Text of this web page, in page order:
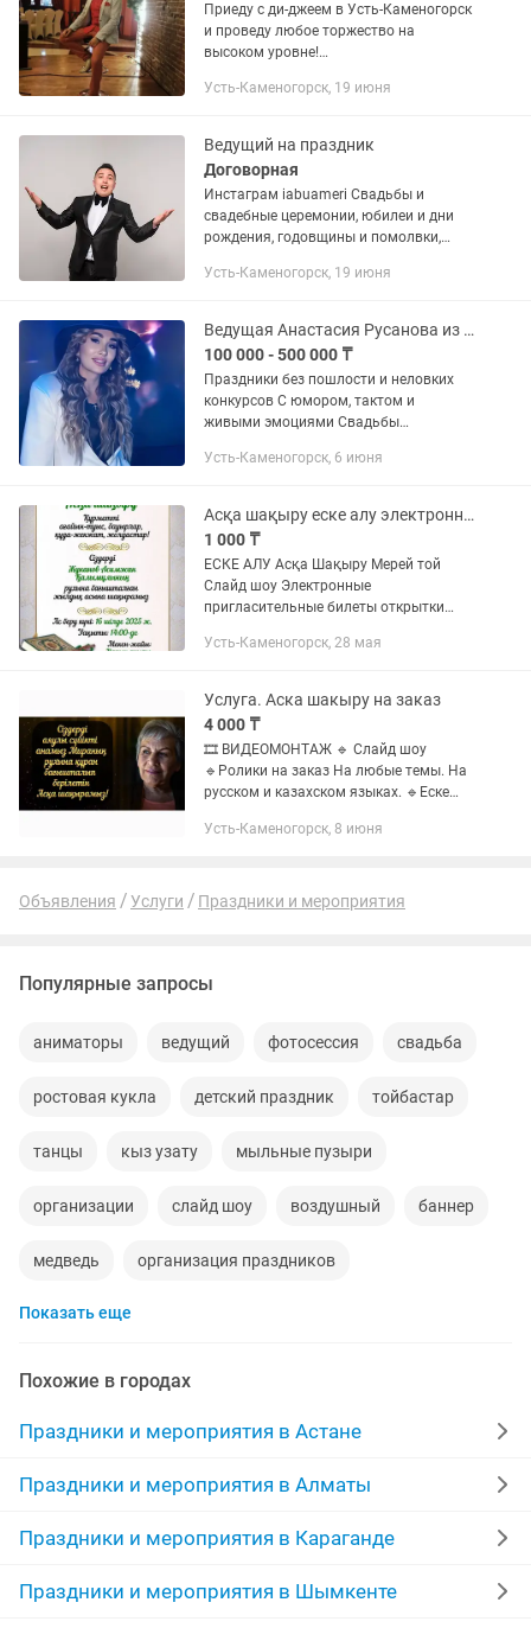
Приеду с ди-джеем в Усть-Каменогорск
и проведу любое торжество на
высоком уровне!
приветствовать всех, кто занят
юбилею,...
Усть-Каменогорск, 19 июня
Ведущий на праздник
Договорная
Инстаграм iabuameri Свадьбы и
свадебные церемонии, юбилеи и дни
рождения, годовщины и помолвки,
выпускников, концерты и выставки,
и...
Усть-Каменогорск, 19 июня
Ведущая Анастасия Русанова из Новосибирска
100 000 - 500 000 ₸
Праздники без пошлости и неловких
конкурсов С юмором, тактом и
живыми эмоциями Свадьбы
события Комфортно для гостей
настоящему...
Усть-Каменогорск, 6 июня
Асқа шақыру еске алу электронные пригласительные билеты мерей той слайд шоу
1 000 ₸
ЕСКЕ АЛУ Асқа Шақыру Мерей той
Слайд шоу Электронные
пригласительные билеты открытки
юбилеем пригласительные на свадьбу
качественно. Срок...
Усть-Каменогорск, 28 мая
Услуга. Аска шакыру на заказ
4 000 ₸
🎞️ ВИДЕОМОНТАЖ 🔹 Слайд шоу
🔹Ролики на заказ На любые темы. На
русском и казахском языках. 🔹Еске
🔹 Поздравления 🔹 Пригласительные
Усть-Каменогорск, 8 июня
Объявления Услуги Праздники и мероприятия
Популярные запросы
аниматоры ведущий фотосессия свадьба
ростовая кукла детский праздник тойбастар
танцы кыз узату мыльные пузыри
организации слайд шоу воздушный баннер
медведь организация праздников
пригласительные
праздники портреты банкет
выписка из роддома торжества
поздравление мишки повар выезд шоумен
оформление гелевые шары шары
Показать еще
Похожие в городах
Праздники и мероприятия в Астане
Праздники и мероприятия в Алматы
Праздники и мероприятия в Караганде
Праздники и мероприятия в Шымкенте